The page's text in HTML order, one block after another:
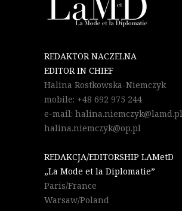
REDAKTOR NACZELNA
EDITOR IN CHIEF
Halina Rostkowska-Niemczyk
mobile: +48 692 975 244
e-mail: halina.niemczyk@lamd.pl
halina.niemczyk@op.pl
REDAKCJA/EDITORSHIP LAMetD
„La Mode et la Diplomatie”
Paris/France
Warsaw/Poland